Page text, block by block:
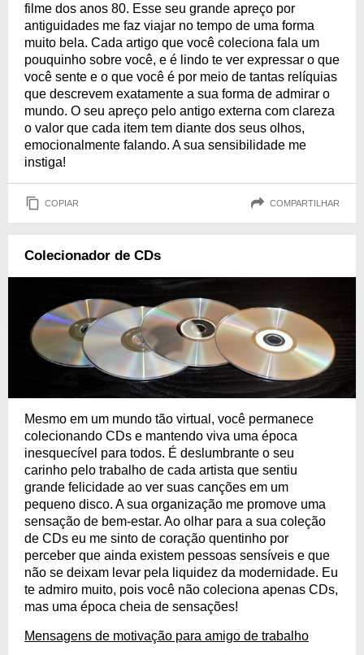
filme dos anos 80. Esse seu grande apreço por
antiguidades me faz viajar no tempo de uma forma
muito bela. Cada artigo que você coleciona fala um
pouquinho sobre você, e é lindo te ver expressar o que
você sente e o que você é por meio de tantas relíquias
que descrevem exatamente a sua forma de admirar o
mundo. O seu apreço pelo antigo externa com clareza
o valor que cada item tem diante dos seus olhos,
emocionalmente falando. A sua sensibilidade me
instiga!
COPIAR COMPARTILHAR
Colecionador de CDs
Mesmo em um mundo tão virtual, você permanece
colecionando CDs e mantendo viva uma época
inesquecível para todos. É deslumbrante o seu
carinho pelo trabalho de cada artista que sentiu
grande felicidade ao ver suas canções em um
pequeno disco. A sua organização me promove uma
sensação de bem-estar. Ao olhar para a sua coleção
de CDs eu me sinto de coração quentinho por
perceber que ainda existem pessoas sensíveis e que
não se deixam levar pela liquidez da modernidade. Eu
te admiro muito, pois você não coleciona apenas CDs,
mas uma época cheia de sensações!
Mensagens de motivação para amigo de trabalho